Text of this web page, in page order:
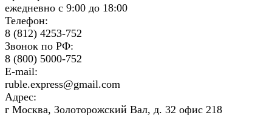
ежедневно с 9:00 до 18:00
Телефон:
8 (812) 4253-752
Звонок по РФ:
8 (800) 5000-752
E-mail:
ruble.express@gmail.com
Адрес:
г Москва, Золоторожский Вал, д. 32 офис 218